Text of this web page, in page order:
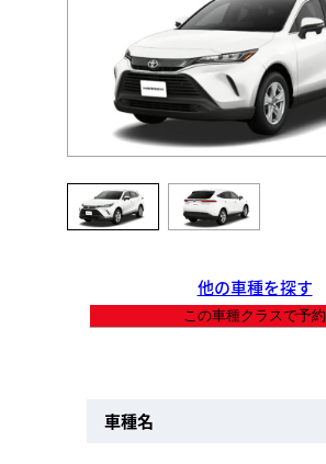
他の車種を探す
この車種クラスで予約
車種名